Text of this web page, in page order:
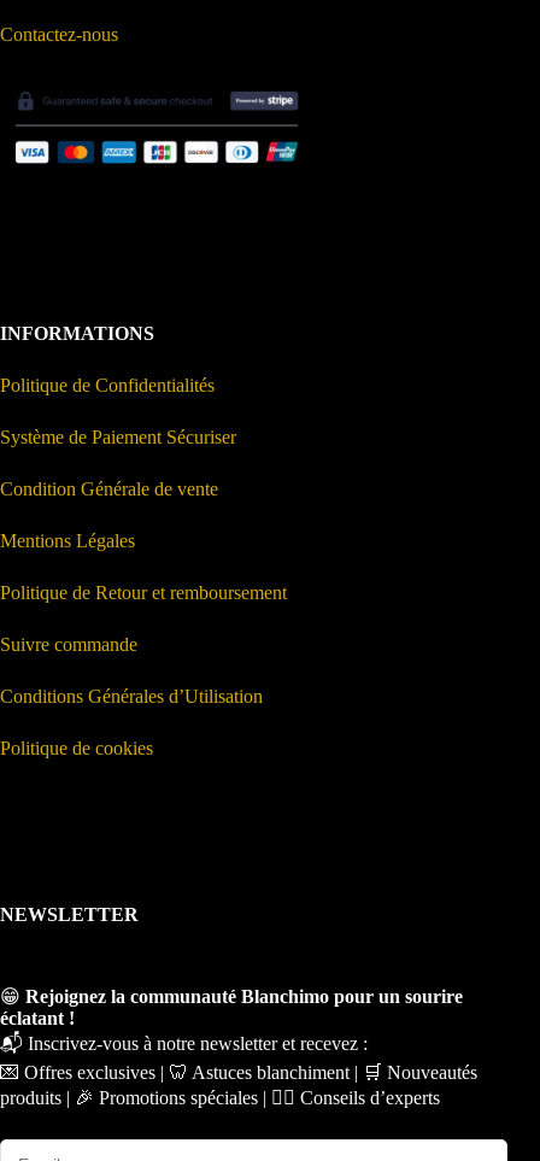
Contactez-nous
INFORMATIONS
Politique de Confidentialités
Système de Paiement Sécuriser
Condition Générale de vente
Mentions Légales
Politique de Retour et remboursement
Suivre commande
Conditions Générales d’Utilisation
Politique de cookies
NEWSLETTER
😁 Rejoignez la communauté Blanchimo pour un sourire
éclatant !
📬 Inscrivez-vous à notre newsletter et recevez :
💌 Offres exclusives | 🦷 Astuces blanchiment | 🛒 Nouveautés
produits | 🎉 Promotions spéciales | 🧑‍⚕️ Conseils d’experts